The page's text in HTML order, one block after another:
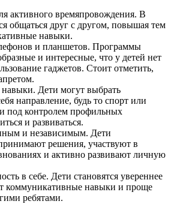
активного времяпровождения. В
общаться друг с другом, повышая тем
навыки.
и планшетов. Программы
и интересные, что у детей нет
гаджетов. Стоит отметить,
Дети могут выбрать
направление, будь то спорт или
под контролем профильных
и развиваться.
и независимым. Дети
решения, участвуют в
и активно развивают личную
в себе. Дети становятся увереннее
коммуникативные навыки и проще
ребятами.